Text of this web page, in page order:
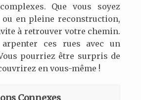
Que vous soyez
ou en pleine reconstruction,
à retrouver votre chemin.
ces rues avec un
pourriez être surpris de
en vous-même !